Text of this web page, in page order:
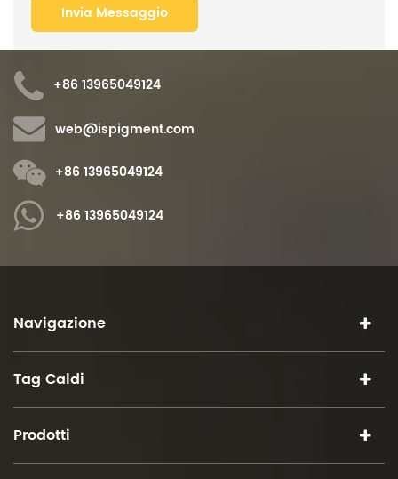
+86 13965049124
web@ispigment.com
+86 13965049124
+86 13965049124
Navigazione
Tag Caldi
Prodotti